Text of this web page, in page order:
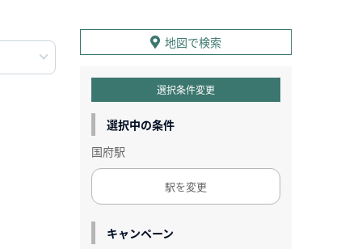
地図で検索
選択条件変更
選択中の条件
国府駅
駅を変更
キャンペーン